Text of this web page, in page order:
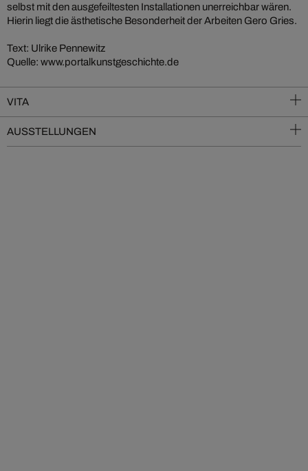
selbst mit den ausgefeiltesten Installationen unerreichbar wären.
Hierin liegt die ästhetische Besonderheit der Arbeiten Gero Gries.
Text: Ulrike Pennewitz
Quelle: www.portalkunstgeschichte.de
VITA
AUSSTELLUNGEN